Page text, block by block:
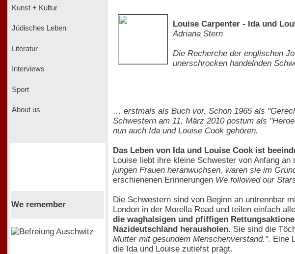
Kunst + Kultur
Jüdisches Leben
Literatur
Interviews
Sport
About us
We remember
Louise Carpenter - Ida und
Adriana Stern
Die Recherche der englischen
unerschrocken handelnden
… erstmals als Buch vor. Schon 1965 als
Schwestern am 11. März 2010 postum als
nun auch Ida und Louise Cook gehören.
Das Leben von Ida und Louise Cook ist
Louise liebt ihre kleine Schwester von Anfang
jungen Frauen heranwuchsen, waren sie im
erschienenen Erinnerungen We followed our
Die Schwestern sind von Beginn an untrennbar
London in der Morella Road und teilen einfach
die waghalsigen und pfiffigen
Nazideutschland herausholen. Sie sind die
Mutter mit gesundem Menschenverstand.". Eine
die Ida und Louise zutiefst prägt.